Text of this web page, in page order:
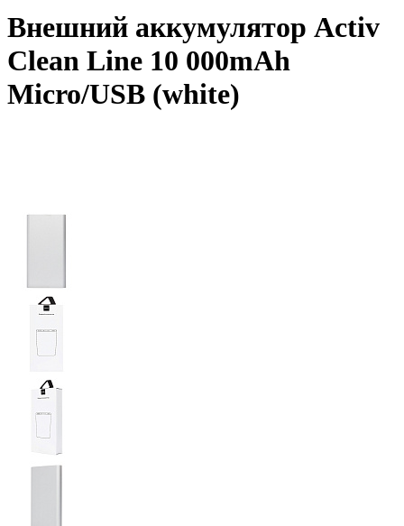
Внешний аккумулятор Activ
Clean Line 10 000mAh
Micro/USB (white)